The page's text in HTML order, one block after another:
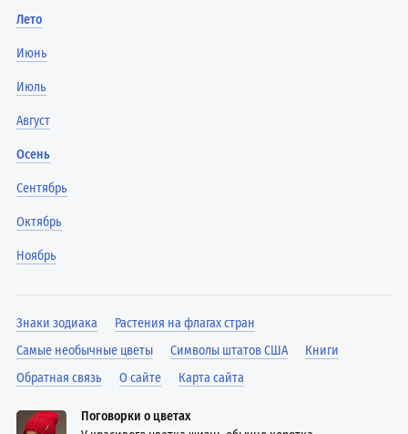
Лето
Июнь
Июль
Август
Осень
Сентябрь
Октябрь
Ноябрь
Знаки зодиака
Растения на флагах стран
Самые необычные цветы
Символы штатов США
Книги
Обратная связь
О сайте Карта сайта
Поговорки о цветах